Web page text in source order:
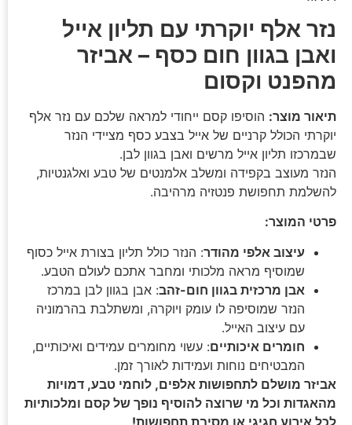
נזר אלף יוקרתי עם תליון אייל
ואבן בגוון חום כסף – אביזר
מהפנט וקסום
תיאור מוצר: הוסיפו קסם ייחודי למראה שלכם עם נזר אלף
יוקרתי הכולל קרניים של אייל בצבע כסף מציידי הנזר
שבמרכזו תליון אייל מרשים ואבן בגוון לבן.
הנזר מעוצב בקפידה ומשלב אלמנטים של טבע ואלגנטיות,
להשלמת תחפושת פנטזיה מרהיבה.
פרטי המוצר:
עיצוב אלפי מהודר: הנזר כולל תליון בצורת אייל כסוף
שמוסיף מראה מלכותי ומחבר אתכם לעולם הטבע.
אבן מרכזית בגוון חום-זהב: אבן בגוון לבן במרכז
הנזר שמוסיפה לו עומק ויוקרה, ומשתלבת בהרמוניה
עם עיצוב האייל.
חומרים איכותיים: עשוי מחומרים עמידים ואיכותיים,
המבטיחים נוחות ועמידות לאורך זמן.
אביזר מושלם לתחפושות אלפים, לוחמי טבע, דמויות
מהאגדות וכל מי שרוצה להוסיף נופך של קסם ומלכותיות
לכל אירוע חגיגי או מסיבת תחפושות!